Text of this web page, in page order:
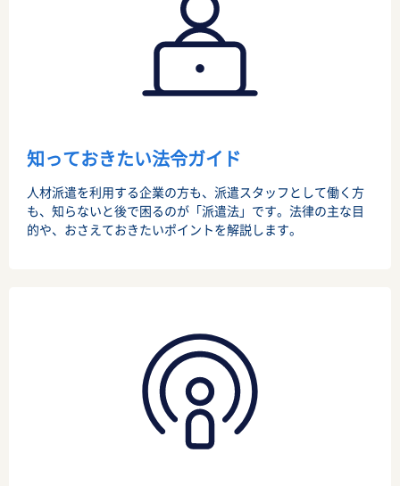
知っておきたい法令ガイド
人材派遣を利用する企業の方も、派遣スタッフとして働く方
も、知らないと後で困るのが「派遣法」です。法律の主な目
的や、おさえておきたいポイントを解説します。